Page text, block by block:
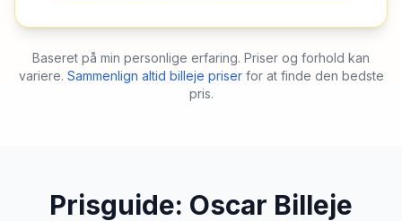
Baseret på min personlige erfaring. Priser og forhold kan
variere. Sammenlign altid billeje priserfor at finde den bedste
pris.
Prisguide: Oscar Billeje